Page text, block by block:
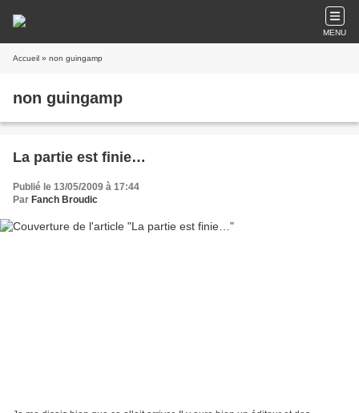
MENU
Accueil » non guingamp
non guingamp
La partie est finie…
Publié le 13/05/2009 à 17:44
Par Fanch Broudic